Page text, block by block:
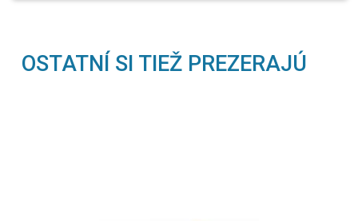
OSTATNÍ SI TIEŽ PREZERAJÚ